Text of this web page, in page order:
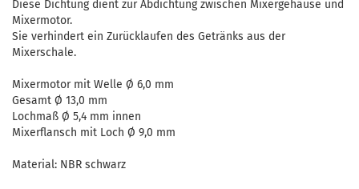
Diese Dichtung dient zur Abdichtung zwischen Mixergehäuse und
Mixermotor.
Sie verhindert ein Zurücklaufen des Getränks aus der
Mixerschale.
Mixermotor mit Welle Ø 6,0 mm
Gesamt Ø 13,0 mm
Lochmaß Ø 5,4 mm innen
Mixerflansch mit Loch Ø 9,0 mm
Material: NBR schwarz